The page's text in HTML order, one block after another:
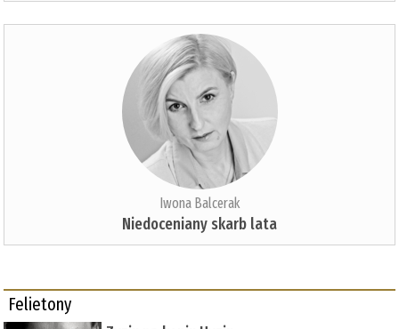
Iwona Balcerak
Niedoceniany skarb lata
Felietony